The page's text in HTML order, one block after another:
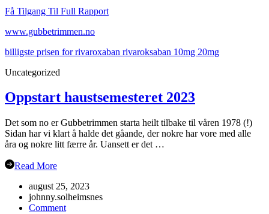
Få Tilgang Til Full Rapport
www.gubbetrimmen.no
billigste prisen for rivaroxaban rivaroksaban 10mg 20mg
Uncategorized
Oppstart haustsemesteret 2023
Det som no er Gubbetrimmen starta heilt tilbake til våren 1978 (!)
Sidan har vi klart å halde det gåande, der nokre har vore med alle
åra og nokre litt færre år. Uansett er det …
Read More
august 25, 2023
johnny.solheimsnes
Commenton